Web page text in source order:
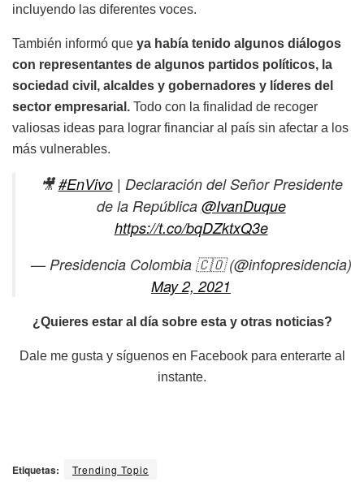
incluyendo las diferentes voces.
También informó que ya había tenido algunos diálogos
con representantes de algunos partidos políticos, la
sociedad civil, alcaldes y gobernadores y líderes del
sector empresarial. Todo con la finalidad de recoger
valiosas ideas para lograr financiar al país sin afectar a los
más vulnerables.
🎥#EnVivo| Declaración del Señor Presidente
de la República @IvanDuque
https://t.co/bqDZktxQ3e
— Presidencia Colombia 🇨🇴 (@infopresidencia)
May 2, 2021
¿Quieres estar al día sobre esta y otras noticias?
Dale me gusta y síguenos en Facebook para enterarte al
instante.
Etiquetas: Trending Topic